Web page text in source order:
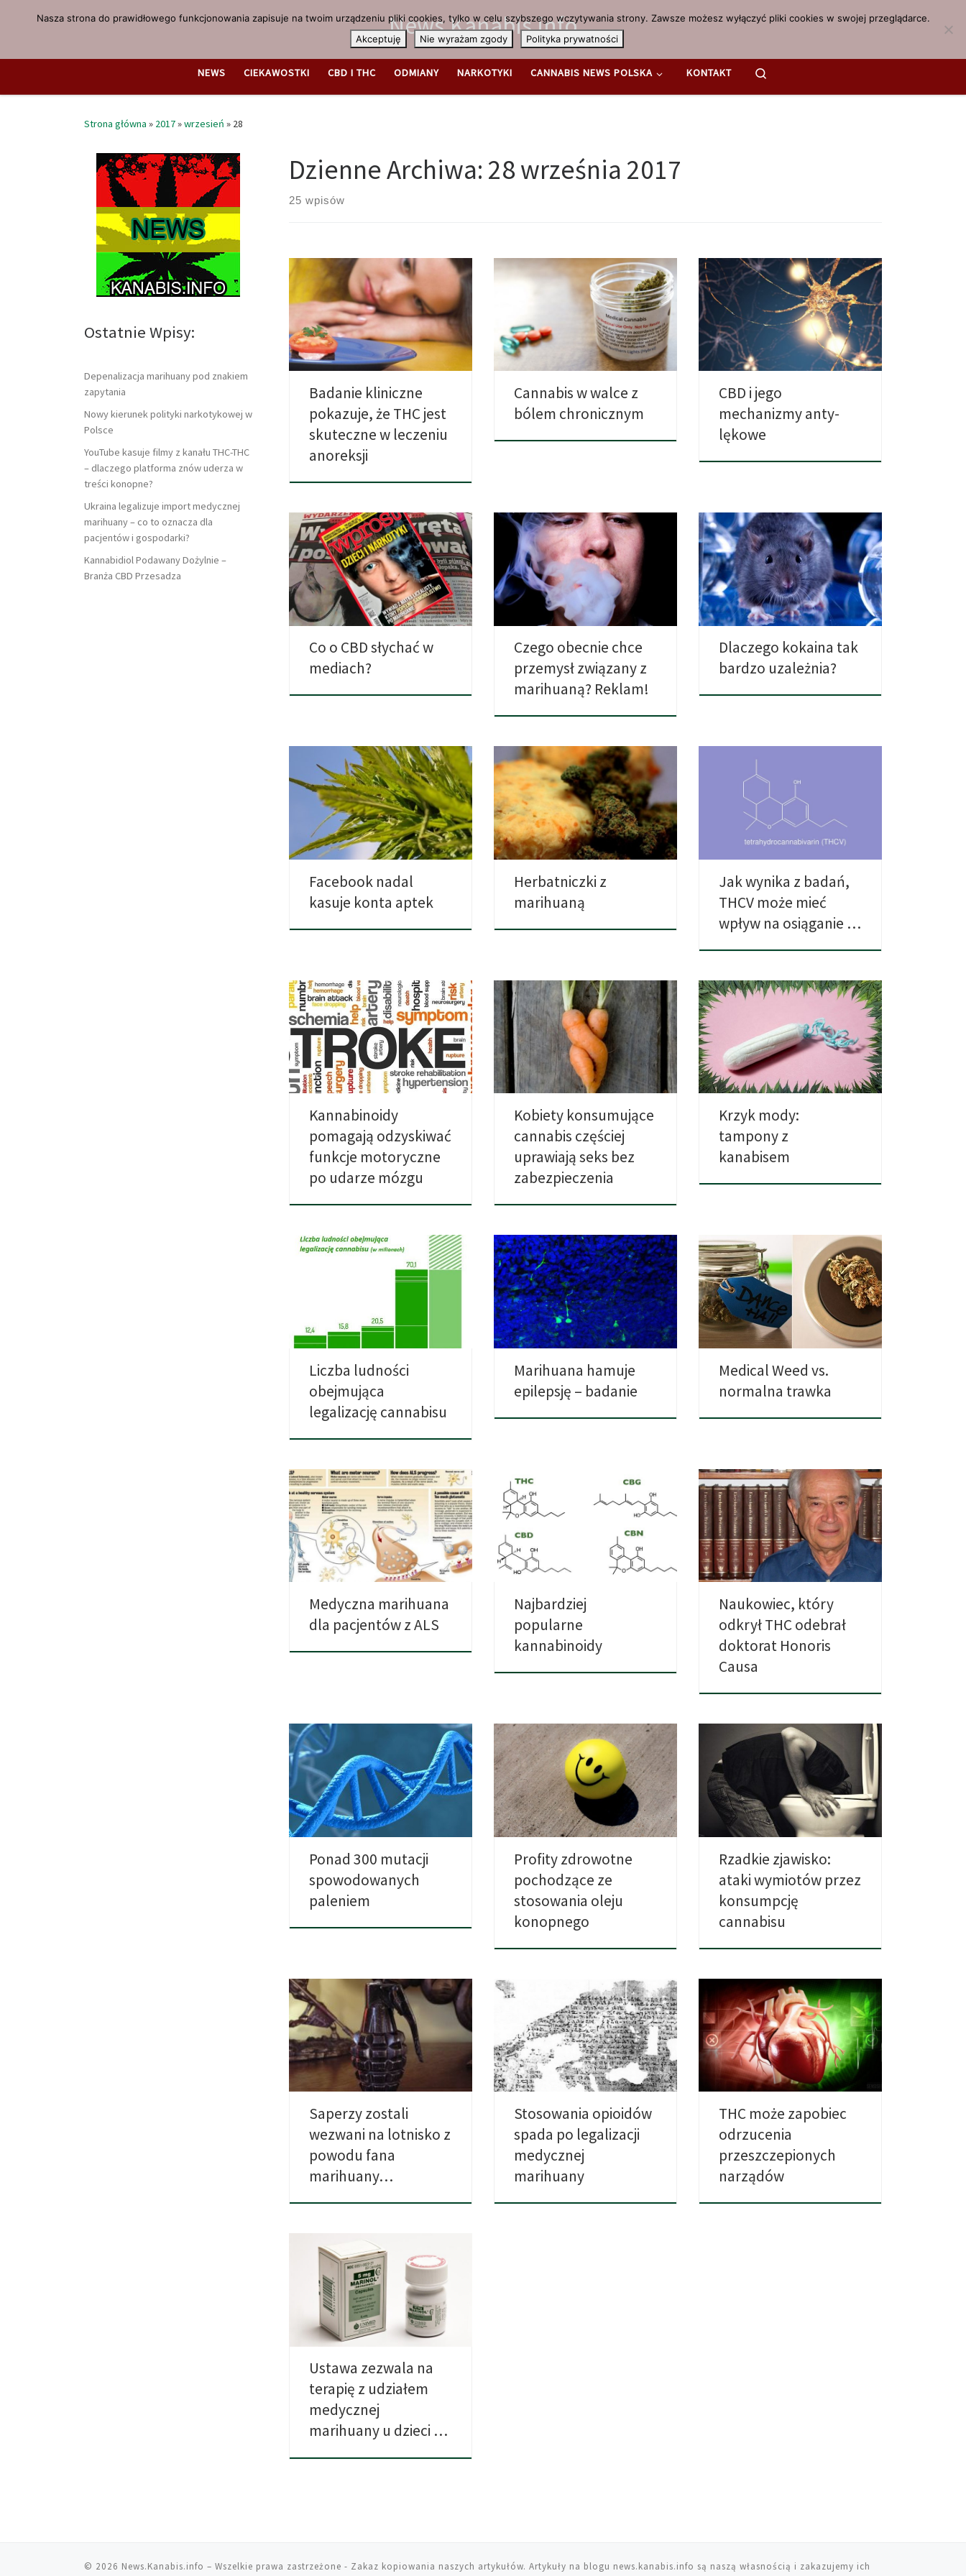
Przejdź do treści News.Kanabis.info
NEWS CIEKAWOSTKI CBD I THC ODMIANY NARKOTYKI CANNABIS NEWS POLSKA KONTAKT
Strona główna » 2017»wrzesień » 28
Dzienne Archiwa: 28 września 2017
25 wpisów
Wyniki 3-letniego badania klinicznego
potwierdzają po raz pierwszy, że
THC […]
Badanie kliniczne
pokazuje, że THC jest
skuteczne w leczeniu
anoreksji
Ból chroniczny może przybrać bardzo
wyniszczającą formę. Dla wielu osób,
[…]
Cannabis w walce z
bólem chronicznym
Project CBD, organizacja zajmująca
się rozpowszechnianiem informacji o
CBD, porównała […]
CBD i jego
mechanizmy anty-
lękowe
Pozytywną rzeczą, o której mówią
media w związku z marihuaną, […]
Co o CBD słychać w
mediach?
Jeśli inne produkty mogą zostać
przemianowane, to dlaczego nie
marihuana? […]
Czego obecnie chce
przemysł związany z
marihuaną? Reklam!
Uwolnienie się na stałe od kokainy
jest dla konsumujących często […]
Dlaczego kokaina tak
bardzo uzależnia?
Podczas gdy w grudniu były głośne
przypadki kasowania przez Instagram
Facebook nadal
kasuje konta aptek
Czy kiedykolwiek próbowałeś
herbatniki, które zrobione były ze
słodkich ziemniaków? […]
Herbatniczki z
marihuaną
Nowe badania nad kannabinoidem
THCV pokazują, że może ono
zmniejszać […]
Jak wynika z badań,
THCV może mieć
wpływ na osiąganie …
Według nowego badania
opublikowanego w czasopiśmie
Stroke, aktywacja receptora
kannabinoidowego […]
Kannabinoidy
pomagają odzyskiwać
funkcje motoryczne
po udarze mózgu
Niezabezpieczony seks jest
ryzykowny. Rezultatem może być
niechciana ciąża albo […]
Kobiety konsumujące
cannabis częściej
uprawiają seks bez
zabezpieczenia
Oto najnowszy sposób zwalczania
bólu miesiączkowego: tampony z
kanabisem Ból […]
Krzyk mody:
tampony z
kanabisem
Głosowanie 8. listopada w Stanach
Liczba ludności
obejmująca
legalizację cannabisu
Marihuana może być w stanie
zmniejszać ilość napadów poprzez
hamowanie […]
Marihuana hamuje
epilepsję – badanie
Ostatnio coraz częściej można
usłyszeć o medycznej marihuanie.
Wielu dystrybutorów […]
Medical Weed vs.
normalna trawka
Zapewne wszyscy słyszeliśmy i
pamiętamy jeszcze ICE BUCKET
CHALLENGE poświęcone […]
Medyczna marihuana
dla pacjentów z ALS
Tetrahydrokannabinol (THC) jest
kannabinoidem. Znany jest z […]
Najbardziej
popularne
kannabinoidy
Raphael Mechoulam był pierwszą
osobą, która wyilozowała i
syntezowała THC […]
Naukowiec, który
odkrył THC odebrał
doktorat Honoris
Causa
Palenie powoduje raka, ponieważ
skład papierosa niszczy genetykę
naszych komórek. […]
Ponad 300 mutacji
spowodowanych
paleniem
• Wegetarianie często mają problem,
aby dostarczyć sobie optymalną
równowagę […]
Profity zdrowotne
pochodzące ze
stosowania oleju
konopnego
Mdłości po paleniu? Niektórzy
konsumenci marihuany rozwijają
pewien rodzaj nietolerancji […]
Rzadkie zjawisko:
ataki wymiotów przez
konsumpcję
cannabisu
Urzędnicy twierdzą, że loty na
międzynarodowym lotnisku w
Bellingham były […]
Saperzy zostali
wezwani na lotnisko z
powodu fana
marihuany…
Realizacja programów związanych z
medyczną marihuaną jest związana
ze zmniejszeniem […]
Stosowania opioidów
spada po legalizacji
medycznej
marihuany
Przeszczepy narządów ratują życie
tysiącom ludzi, ale nie zawsze
przebiega […]
THC może zapobiec
odrzucenia
przeszczepionych
narządów
Ustawodawcy w Utah zasponsorowali
projekt ustawy, która pozwoli na
dostęp […]
Ustawa zezwala na
terapię z udziałem
medycznej
marihuany u dzieci …
Ostatnie Wpisy:
Depenalizacja marihuany pod znakiem
zapytania
Nowy kierunek polityki narkotykowej w
Polsce
YouTube kasuje filmy z kanału THC-THC
– dlaczego platforma znów uderza w
treści konopne?
Ukraina legalizuje import medycznej
marihuany – co to oznacza dla
pacjentów i gospodarki?
Kannabidiol Podawany Dożylnie –
Branża CBD Przesadza
© 2026 News.Kanabis.info – Wszelkie prawa zastrzeżone - Zakaz kopiowania naszych artykułów. Artykuły na blogu news.kanabis.info są naszą własnością i zakazujemy ich
Nasza strona do prawidłowego funkcjonowania zapisuje na twoim urządzeniu pliki cookies, tylko w celu szybszego wczytywania strony. Zawsze możesz wyłączyć pliki cookies w swojej przeglądarce.
Akceptuję
Nie wyrażam zgody Polityka prywatności